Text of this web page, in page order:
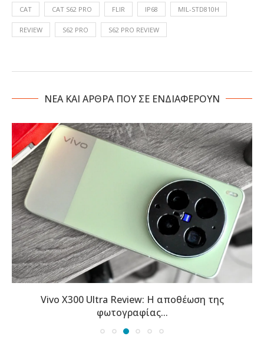
CAT CAT S62 PRO FLIR IP68 MIL-STD810H
REVIEW S62 PRO S62 PRO REVIEW
NΕΑ ΚΑΙ ΑΡΘΡΑ ΠΟΥ ΣΕ ΕΝΔΙΑΦΕΡΟΥΝ
Vivo X300 Ultra Review: Η αποθέωση της
φωτογραφίας...